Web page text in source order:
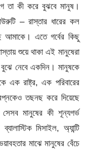
তা কী করে বুঝবে মানুষ।
– রাস্তার ধারের কল
আমাকে। এতে গর্বের কিছু
শুয়ে থাকা এই মানুষেরা
বুঝে নেবে একদিন। মানুষকে
এক রাষ্ট্র, এক পরিবারের
তছনছ করে দিয়েছে
মানুষের কী শূন্যগর্ভ
মিসাইল, অ্যান্টি
মাঝে মানুষের বেঁচে